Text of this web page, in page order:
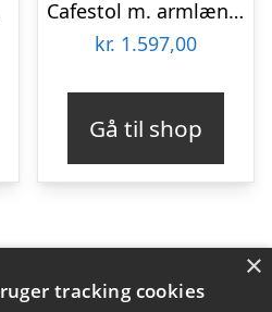
Cafestol m. armlæn-læder-Shiny polstret
kr. 1.597,00
Gå til shop
×
tracking cookies